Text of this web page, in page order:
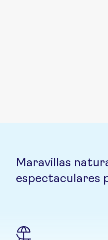
Maravillas
espectaculares